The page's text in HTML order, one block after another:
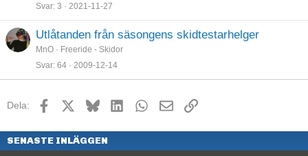
Svar 3 2021-11-27
Utlåtanden från säsongens skidtestarhelger
MnO
Freeride - Skidor
Svar 64 2009-12-14
Dela: Facebook BlueskyLinkedInWhatsApp
E-postLänk
SENASTE INLÄGGEN